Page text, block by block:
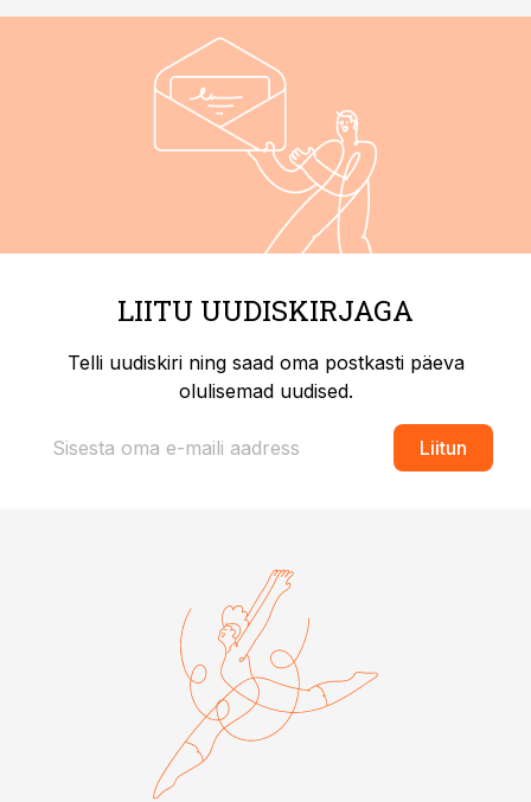
LIITU UUDISKIRJAGA
Telli uudiskiri ning saad oma postkasti päeva
olulisemad uudised.
Liitun